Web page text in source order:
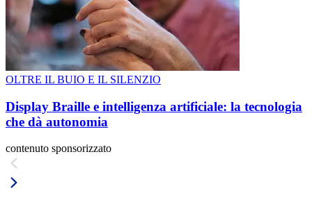
OLTRE IL BUIO E IL SILENZIO
Display Braille e intelligenza artificiale: la tecnologia
che dà autonomia
contenuto sponsorizzato